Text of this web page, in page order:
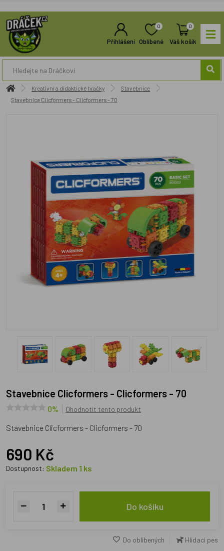
Přihlášení
0
Oblíbené
0
Váš košík
Kreativní a didaktické hračky
Stavebnice
Stavebnice Clicformers - Clicformers - 70
Stavebnice Clicformers - Clicformers - 70
0% Ohodnotit tento produkt
Stavebnice Clicformers - Clicformers - 70
690 Kč
Dostupnost: Skladem 1 ks
Do košíku
Do oblíbených Hlídací pes